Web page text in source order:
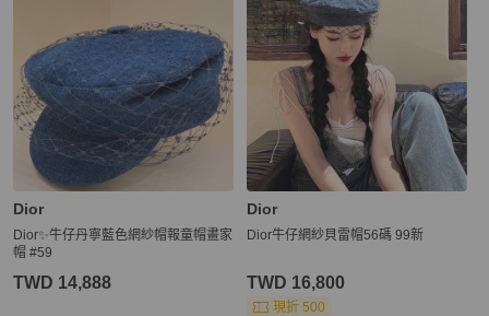
Dior
Dior✨牛仔丹寧藍色網紗帽報童帽畫家
帽 #59
TWD 14,888
Dior
Dior牛仔網紗貝雷帽56碼 99新
TWD 16,800
現折 500